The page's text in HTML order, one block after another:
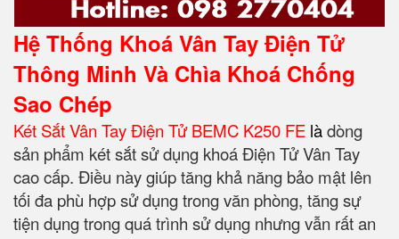
Hệ Thống Khoá Vân Tay Điện Tử
Thông Minh Và Chìa Khoá Chống
Sao Chép
Két Sắt Vân Tay Điện Tử BEMC K250 FE làdòng
sản phẩm két sắt sử dụng khoá Điện Tử Vân Tay
cao cấp. Điều này giúp tăng khả năng bảo mật lên
tối đa phù hợp sử dụng trong văn phòng, tăng sự
tiện dụng trong quá trình sử dụng nhưng vẫn rất an